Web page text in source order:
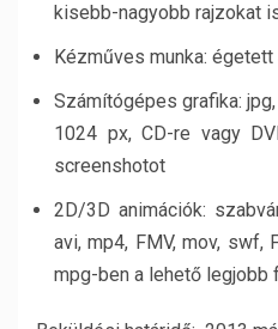
kisebb-nagyobb rajzokat
Kézműves munka:
Számítógépes grafika:
1024 px, CD-re vagy
screenshotot
2D/3D animációk:
avi, mp4, FMV, mov, swf,
mpg-ben a lehető legjobb